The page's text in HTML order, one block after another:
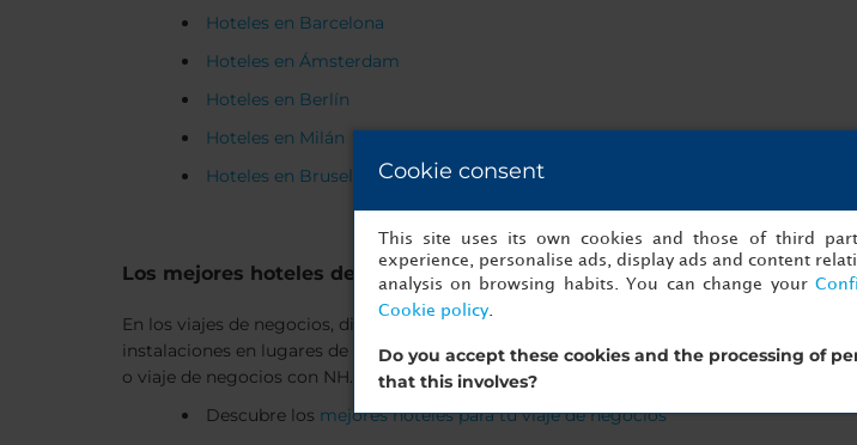
Hoteles en Barcelona
Hoteles en Ámsterdam
Hoteles en Berlín
Hoteles en Milán
Hoteles en Bruselas
Los mejores hoteles de negocios
En los viajes de negocios, disponer de espacios para reuniones y tecnología puntera
instalaciones en lugares de fácil acceso. Podemos albergar eventos en espacios con
o viaje de negocios con NH.
Descubre los mejores hoteles para tu viaje de negocios
Cookie consent
This site uses its own cookies and those of third
experience, personalise ads, display ads and content
analysis on browsing habits. You can change your
Cookie policy.
Do you accept these cookies and the processing of
that this involves?